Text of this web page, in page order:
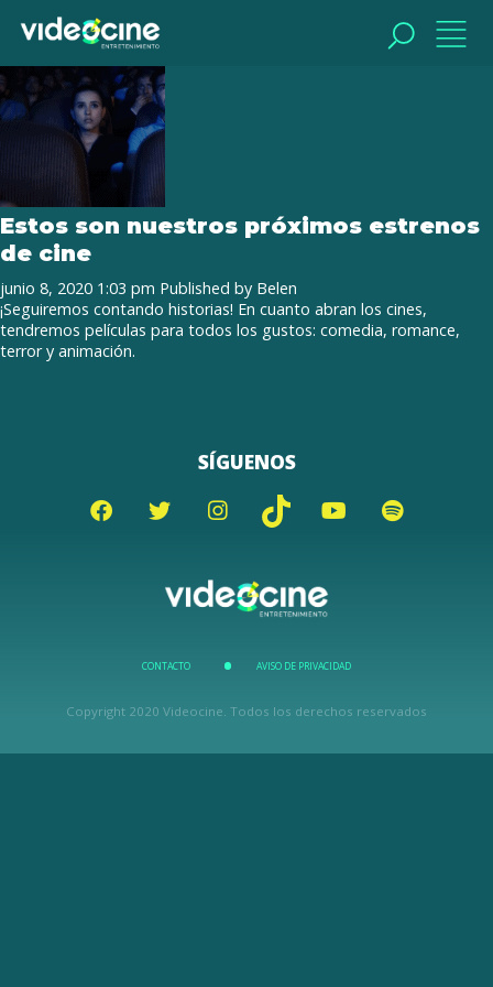
Tag Archive: Regresamos al cine
Estos son nuestros próximos estrenos
de cine
junio 8, 2020 1:03 pm Published by Belen
¡Seguiremos contando historias! En cuanto abran los cines,
tendremos películas para todos los gustos: comedia, romance,
terror y animación.
SÍGUENOS
CONTACTO AVISO DE PRIVACIDAD
Copyright 2020 Videocine. Todos los derechos reservados